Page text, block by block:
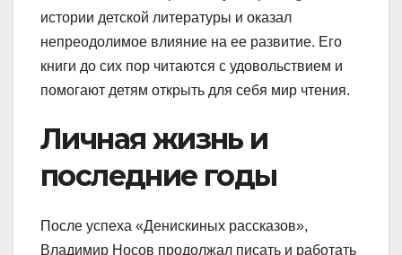
истории детской литературы и оказал
непреодолимое влияние на ее развитие. Его
книги до сих пор читаются с удовольствием и
помогают детям открыть для себя мир чтения.
Личная жизнь и
последние годы
После успеха «Денискиных рассказов»,
Владимир Носов продолжал писать и работать